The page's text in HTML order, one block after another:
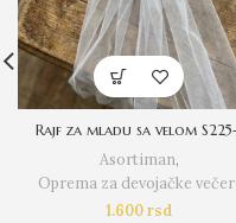
Rajf za mladu sa velom
Asortiman,
Oprema za devojačke
1.600rsd